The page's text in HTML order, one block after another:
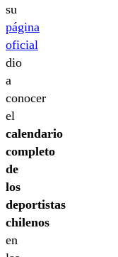
su
página
oficial
dio
a
conocer
el
calendario
completo
de
los
deportistas
chilenos
en